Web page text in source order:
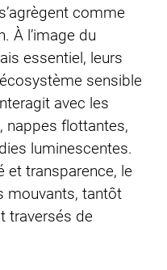
comme
À l’image du
essentiel, leurs
sensible
avec les
nappes flottantes,
luminescentes.
et transparence, le
mouvants, tantôt
traversés de